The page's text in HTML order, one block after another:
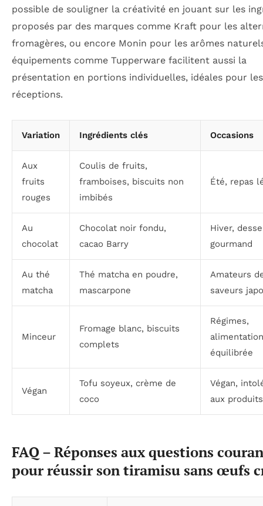
possible de souligner la créativité en jouant sur les
proposés par des marques comme Kraft pour les
fromagères, ou encore Monin pour les arômes
équipements comme Tupperware facilitent aussi la
présentation en portions individuelles, idéales pour les
réceptions.
Variation Ingrédients clés Occasions
Aux
fruits
rouges
Coulis de fruits,
framboises, biscuits non
imbibés
Été, repas
Au
chocolat
Chocolat noir fondu,
cacao Barry
Hiver,
gourmand
Au thé
matcha
Thé matcha en poudre,
mascarpone
Amateurs
saveurs
Minceur
Fromage blanc, biscuits
complets
Régimes,
alimentation
équilibrée
Végan
Tofu soyeux, crème de
coco
Végan,
aux
FAQ – Réponses aux questions
pour réussir son tiramisu sans œufs